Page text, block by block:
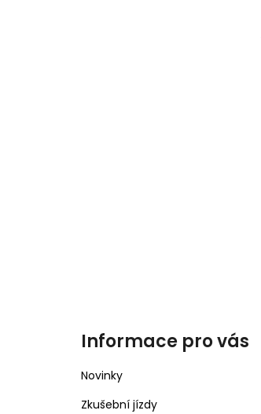
Informace pro vás
Novinky
Zkušební jízdy